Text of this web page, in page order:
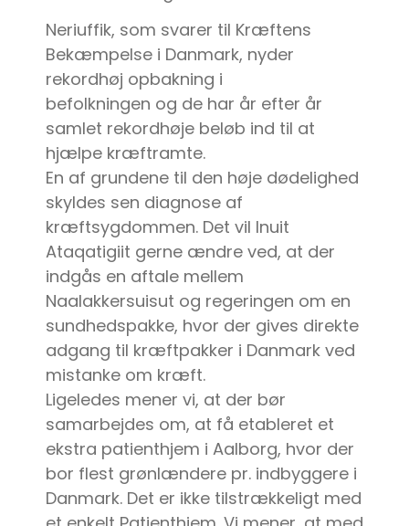
Neriuffik, som svarer til Kræftens
Bekæmpelse i Danmark, nyder
rekordhøj opbakning i
befolkningen og de har år efter år
samlet rekordhøje beløb ind til at
hjælpe kræftramte.
En af grundene til den høje dødelighed
skyldes sen diagnose af
kræftsygdommen. Det vil Inuit
Ataqatigiit gerne ændre ved, at der
indgås en aftale mellem
Naalakkersuisut og regeringen om en
sundhedspakke, hvor der gives direkte
adgang til kræftpakker i Danmark ved
mistanke om kræft.
Ligeledes mener vi, at der bør
samarbejdes om, at få etableret et
ekstra patienthjem i Aalborg, hvor der
bor flest grønlændere pr. indbyggere i
Danmark. Det er ikke tilstrækkeligt med